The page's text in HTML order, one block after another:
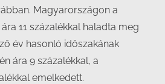
Magyarországon a
11 százalékkal haladta meg
év hasonló időszakának
ára 9 százalékkal, a
emelkedett.